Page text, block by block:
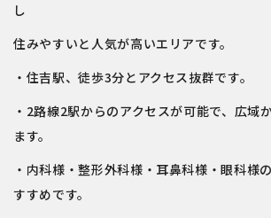
し
住みやすいと人気が高いエリアです。
・住吉駅、徒歩3分とアクセス抜群です。
・2路線2駅からのアクセスが可能で、広域
ます。
・内科様・整形外科様・耳鼻科様・眼科様
すすめです。